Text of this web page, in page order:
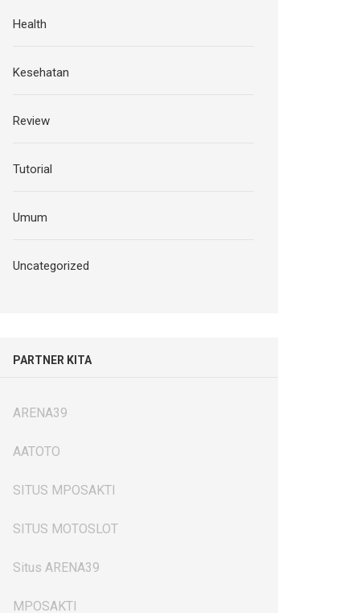
Health
Kesehatan
Review
Tutorial
Umum
Uncategorized
PARTNER KITA
ARENA39
AATOTO
SITUS MPOSAKTI
SITUS MOTOSLOT
Situs ARENA39
MPOSAKTI